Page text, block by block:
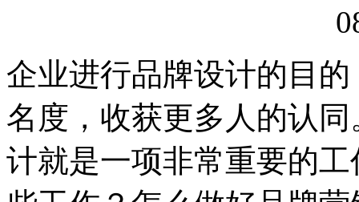
企业进行品牌设计的目
名度，收获更多人的认
计就是一项非常重要的